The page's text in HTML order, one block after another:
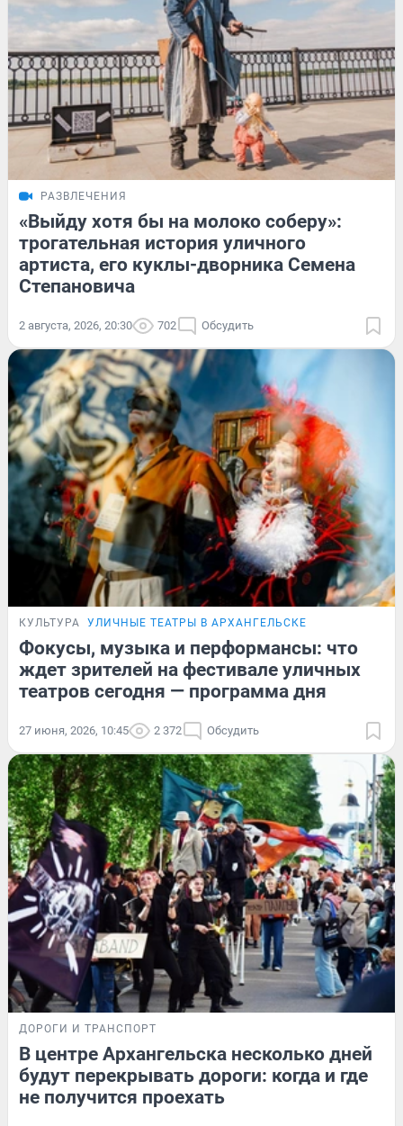
РАЗВЛЕЧЕНИЯ
«Выйду хотя бы на молоко соберу»:
трогательная история уличного
артиста, его куклы-дворника Семена
Степановича
2 августа, 2026, 20:30 702 Обсудить
КУЛЬТУРА УЛИЧНЫЕ ТЕАТРЫ В АРХАНГЕЛЬСКЕ
Фокусы, музыка и перформансы: что
ждет зрителей на фестивале уличных
театров сегодня — программа дня
27 июня, 2026, 10:45 2 372 Обсудить
ДОРОГИ И ТРАНСПОРТ
В центре Архангельска несколько дней
будут перекрывать дороги: когда и где
не получится проехать